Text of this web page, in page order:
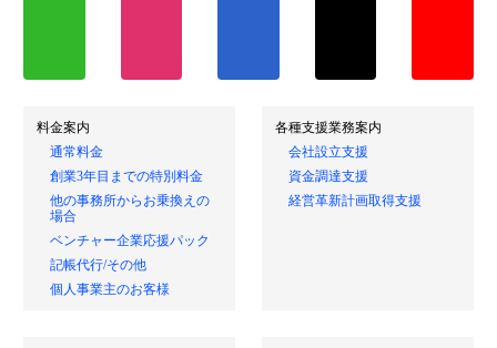
料金案内
通常料金
創業3年目までの特別料金
他の事務所からお乗換えの
場合
ベンチャー企業応援パック
記帳代行/その他
個人事業主のお客様
各種支援業務案内
会社設立支援
資金調達支援
経営革新計画取得支援